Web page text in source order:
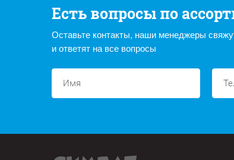
Есть вопросы по
Оставьте контакты, наши менеджеры
и ответят на все вопросы